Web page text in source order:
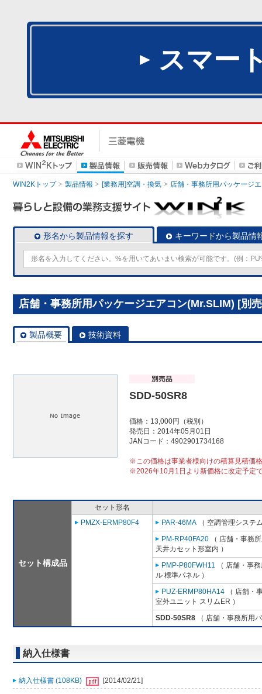
スマー
WIN2Kトップ 製品情報 [業務用]空調・換気 店舗・事務所用パッケージ
形名から製品情報を探す キーワードから製品情
店舗・事務所用パッケージエアコン(Mr.SLIM) [別
製品概要 技術資料
SDD-50SR8
価格：13,000円（税別）
発売日：2014年05月01日
JANコード：4902901734168
※この価格は事業者様向けの積算見積価
※2026年10月1日より新価格に改定予定
セット構成品
セット形名
PMZX-ERMP80F4
PAR-46MA （ 空調管理システ
PM-RP40FA20 （ 店舗・事務
天井カセット形室内 ）
PMP-P80FWH11 （ 店舗・事
ル 標準パネル ）
PUZ-ERMP80HA14 （ 店舗・
室外ユニット スリムER ）
SDD-50SR8 （ 店舗・事務所用
納入仕様書
納入仕様書 (108KB) [2014/02/21]